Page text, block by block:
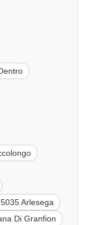
Arlesega
Di Granfion